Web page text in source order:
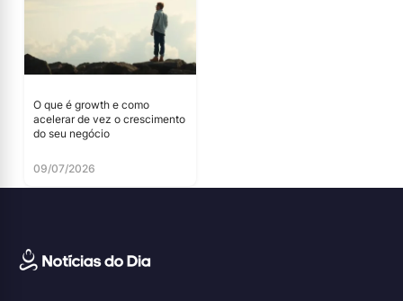
O que é growth e como
acelerar de vez o crescimento
do seu negócio
09/07/2026